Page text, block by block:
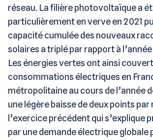
réseau. La filière photovoltaïque a
particulièrement en verve en 2021
capacité cumulée des nouveaux
solaires a triplé par rapport à
Les énergies vertes ont ainsi
consommations électriques en
métropolitaine au cours de l’année
une légère baisse de deux points par
l’exercice précédent qui s’explique
par une demande électrique globale